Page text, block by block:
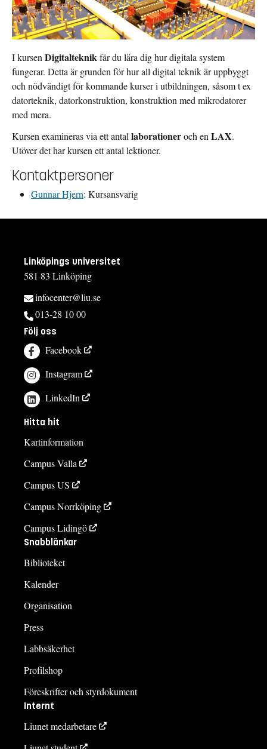
I kursen Digitalteknikfår du lära dig hur digitala system
fungerar. Detta är grunden för hur all digital teknik är uppbyggt
och nödvändigt för kommande kurser i utbildningen, såsom t ex
datorteknik, datorkonstruktion, konstruktion med mikrodatorer
med mera.
Kursen examineras via ett antal laborationeroch en LAX.
Utöver det har kursen ett antal lektioner.
Kontaktpersoner
Gunnar Hjern: Kursansvarig
Linköpings universitet
581 83 Linköping
infocenter@liu.se
013-28 10 00
Följ oss
Facebook
Instagram
LinkedIn
Hitta hit
Kartinformation
Campus Valla
Campus US
Campus Norrköping
Campus Lidingö
Snabblänkar
Biblioteket
Kalender
Organisation
Press
Labbsäkerhet
Profilshop
Föreskrifter och styrdokument
Internt
Liunet medarbetare